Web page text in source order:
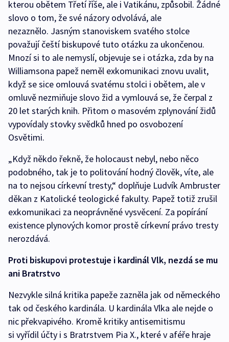
kterou obětem Třetí říše, ale i Vatikánu, způsobil. Žádné
slovo o tom, že své názory odvolává, ale
nezaznělo. Jasným stanoviskem svatého stolce
považují čeští biskupové tuto otázku za ukončenou.
Mnozí si to ale nemyslí, objevuje se i otázka, zda by na
Williamsona papež neměl exkomunikaci znovu uvalit,
když se sice omlouvá svatému stolci i obětem, ale v
omluvě nezmiňuje slovo žid a vymlouvá se, že čerpal z
20 let starých knih. Přitom o masovém zplynování židů
vypovídaly stovky svědků hned po osvobození
Osvětimi.
„Když někdo řekně, že holocaust nebyl, nebo něco
podobného, tak je to politování hodný člověk, víte, ale
na to nejsou církevní tresty,“ doplňuje Ludvík Ambruster
děkan z Katolické teologické fakulty. Papež totiž zrušil
exkomunikaci za neoprávněné vysvěcení. Za popírání
existence plynových komor prostě církevní právo tresty
nerozdává.
Proti biskupovi protestuje i kardinál Vlk, nezdá se mu
ani Bratrstvo
Nezvykle silná kritika papeže zazněla jak od německého
tak od českého kardinála. U kardinála Vlka ale nejde o
nic překvapivého. Kromě kritiky antisemitismu
si vyřídil účty i s Bratrstvem Pia X., které v aféře hraje